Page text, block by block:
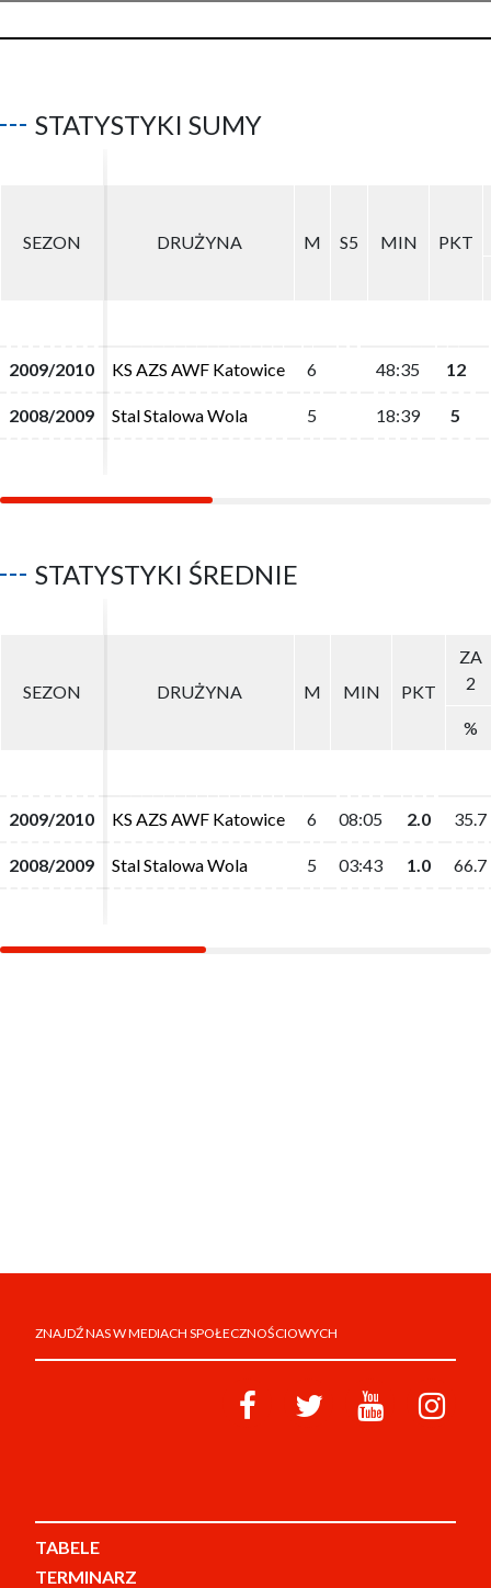
STATYSTYKI SUMY
SEZON DRUŻYNA M S5 MIN PKT
2009/2010 KS AZS AWF Katowice 6 48:35 12
2008/2009 Stal Stalowa Wola 5 18:39 5
SEZON DRUŻYNA M S5 MIN PKT
2009/2010 KS AZS AWF Katowice 6 48:35 12
2008/2009 Stal Stalowa Wola 5 18:39 5
STATYSTYKI ŚREDNIE
SEZON DRUŻYNA M MIN PKT
ZA
2
%
2009/2010 KS AZS AWF Katowice 6 08:05 2.0 35.7
2008/2009 Stal Stalowa Wola 5 03:43 1.0 66.7
SEZON DRUŻYNA M MIN PKT
ZA
2
%
2009/2010 KS AZS AWF Katowice 6 08:05 2.0 35.7
2008/2009 Stal Stalowa Wola 5 03:43 1.0 66.7
ZNAJDŹ NAS W MEDIACH SPOŁECZNOŚCIOWYCH
TABELE
TERMINARZ